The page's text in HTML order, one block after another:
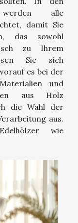
alle
damit Sie
das sowohl
zu Ihrem
Sie sich
es bei der
und
aus Holz
die Wahl der
aus.
wie